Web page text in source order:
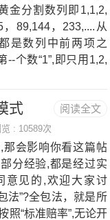
金分割数列即1,1,2,
89,144，233,....从
是数列中前两项之
--个数“1”,即只用1,2,
死之前能否赚回本金
的原则是“止盈止损”
道有三种运用第一
，34，55,
刚猛式，适用于性情
的人自动投注模式非
来也不一定看得懂,
阅读全文
式
: 10589次
会影响你看这篇帖
分经验,都是经过实
意见的,欢迎大家讨
法”?全包法，就是所
照“标准赔率”,无论开